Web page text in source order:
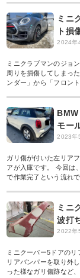
ミニ
ト損
2024年
ミニクラブマンのジョ
周りを損傷してしまっ
ンダー」から「フロン
モー
2023年
ガリ傷が付いた左リア
アが入庫です。 今回は
で作業完了という流れ
ミニ
波打
2022年
ミニクーパー5ドアの
リアバンパーを取り外
った様なガリ傷跡など